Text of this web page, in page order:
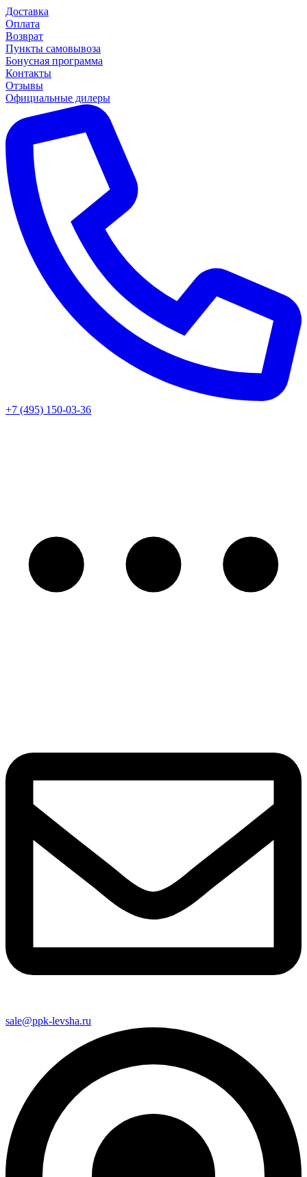
Доставка
Оплата
Возврат
Пункты самовывоза
Бонусная программа
Контакты
Отзывы
Официальные дилеры
+7 (495) 150-03-36
sale@ppk-levsha.ru